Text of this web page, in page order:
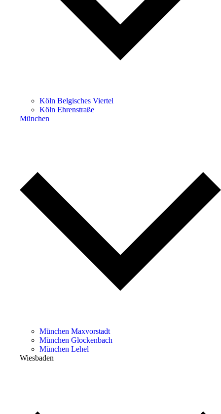
Köln Belgisches Viertel
Köln Ehrenstraße
München
München Maxvorstadt
München Glockenbach
München Lehel
Wiesbaden